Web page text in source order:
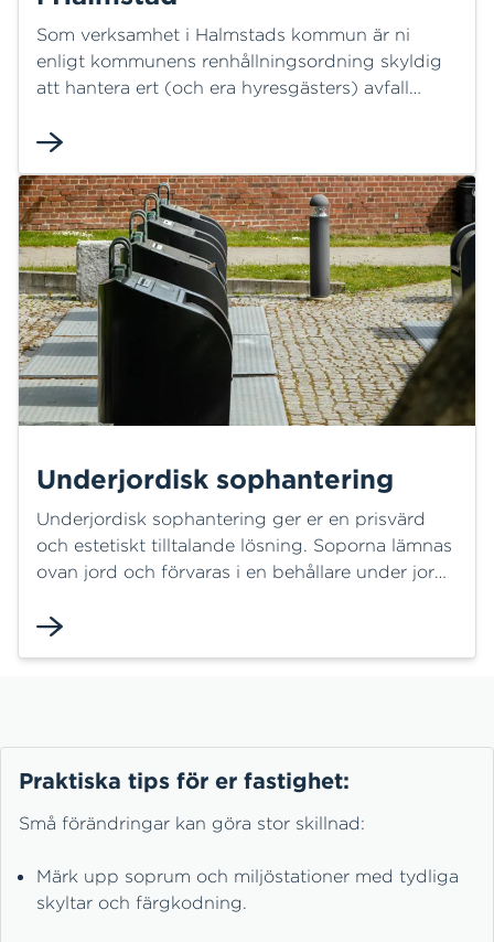
Som verksamhet i Halmstads kommun är ni
enligt kommunens renhållningsordning skyldig
att hantera ert (och era hyresgästers) avfall
hjälper er att uppfylla dessa krav och samtidigt
Underjordisk sophantering
Underjordisk sophantering ger er en prisvärd
och estetiskt tilltalande lösning. Soporna lämnas
ovan jord och förvaras i en behållare under jord
Praktiska tips för er fastighet:
Små förändringar kan göra stor skillnad:
Märk upp soprum och miljöstationer med tydliga
skyltar och färgkodning.